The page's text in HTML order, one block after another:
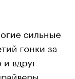
сильные
гонки за
вдруг